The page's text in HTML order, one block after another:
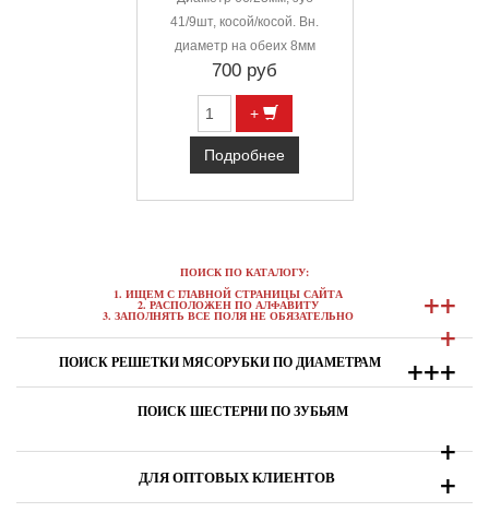
41/9шт, косой/косой. Вн.
диаметр на обеих 8мм
700 руб
+
Подробнее
ПОИСК ПО КАТАЛОГУ:
1. ИЩЕМ С ГЛАВНОЙ СТРАНИЦЫ САЙТА
+
+
2. РАСПОЛОЖЕН ПО АЛФАВИТУ
3. ЗАПОЛНЯТЬ ВСЕ ПОЛЯ НЕ ОБЯЗАТЕЛЬНО +
ПОИСК РЕШЕТКИ МЯСОРУБКИ ПО ДИАМЕТРАМ +
+
+
ПОИСК ШЕСТЕРНИ ПО ЗУБЬЯМ
+
ДЛЯ ОПТОВЫХ КЛИЕНТОВ +